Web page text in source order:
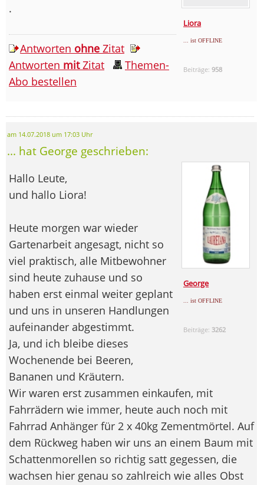
Liora
... ist OFFLINE
Beiträge:958
.
Antworten ohne Zitat
Antworten mitZitat
Themen-
Abo bestellen
am 14.07.2018 um 17:03 Uhr
... hat George geschrieben:
George
... ist OFFLINE
Beiträge: 3262
Hallo Leute,
und hallo Liora!
Heute morgen war wieder
Gartenarbeit angesagt, nicht so
viel praktisch, alle Mitbewohner
sind heute zuhause und so
haben erst einmal weiter geplant
und uns in unseren Handlungen
aufeinander abgestimmt.
Ja, und ich bleibe dieses
Wochenende bei Beeren,
Bananen und Kräutern.
Wir waren erst zusammen einkaufen, mit
Fahrrädern wie immer, heute auch noch mit
Fahrrad Anhänger für 2 x 40kg Zementmörtel. Auf
dem Rückweg haben wir uns an einem Baum mit
Schattenmorellen so richtig satt gegessen, die
wachsen hier genau so zahlreich wie alles Obst